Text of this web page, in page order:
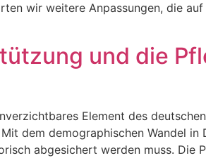
wir weitere Anpassungen, die
und die
Element des
dem demographischen Wandel
abgesichert werden muss. Die